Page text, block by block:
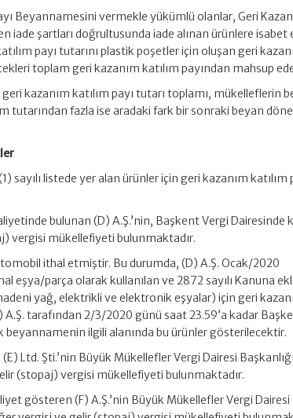
Beyannamesini vermekle yükümlü olanlar, Geri
iade şartları doğrultusunda iade alınan ürünlere isabet
payı tutarını plastik poşetler için oluşan geri
toplam geri kazanım katılım payından mahsup
kazanım katılım payı tutarı toplamı, mükelleflerin
tutarından fazla ise aradaki fark bir sonraki beyan
sayılı listede yer alan ürünler için geri kazanım katılım
bulunan (D) A.Ş.’nin, Başkent Vergi Dairesinde
vergisi mükellefiyeti bulunmaktadır.
ithal etmiştir. Bu durumda, (D) A.Ş. Ocak/2020
parça olarak kullanılan ve 2872 sayılı Kanuna
yağ, elektrikli ve elektronik eşyalar) için geri
A.Ş. tarafından 2/3/2020 günü saat 23.59’a kadar
ilgili alanında bu ürünler gösterilecektir.
Ltd. Şti.’nin Büyük Mükellefler Vergi Dairesi
(stopaj) vergisi mükellefiyeti bulunmaktadır.
gösteren (F) A.Ş.’nin Büyük Mükellefler Vergi Dairesi